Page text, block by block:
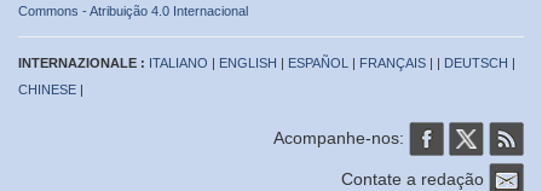
Commons - Atribuição 4.0 Internacional
INTERNAZIONALE : ITALIANO | ENGLISH | ESPAÑOL | FRANÇAIS | | DEUTSCH |
CHINESE |
Acompanhe-nos:
Contate a redação